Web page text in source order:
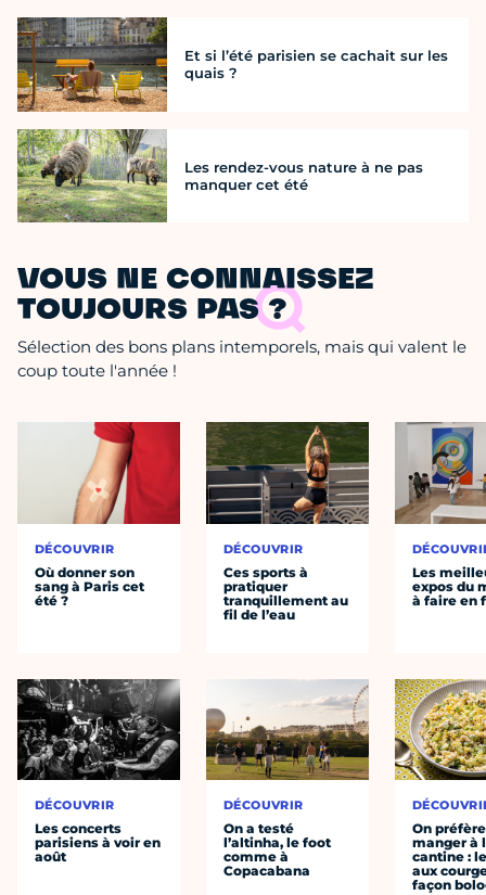
Et si l’été parisien se cachait sur les
quais ?
Les rendez-vous nature à ne pas
manquer cet été
VOUS NE CONNAISSEZ
TOUJOURS PAS ?
Sélection des bons plans intemporels, mais qui valent le
coup toute l'année !
DÉCOUVRIR
Où donner son
sang à Paris cet
été ?
DÉCOUVRIR
Les concerts
parisiens à voir en
août
DÉCOUVRIR
Ces sports à
pratiquer
tranquillement au
fil de l’eau
DÉCOUVRIR
On a testé
l’altinha, le foot
comme à
Copacabana
Les
expos du
à faire en
On préfère
manger à
cantine :
aux
façon